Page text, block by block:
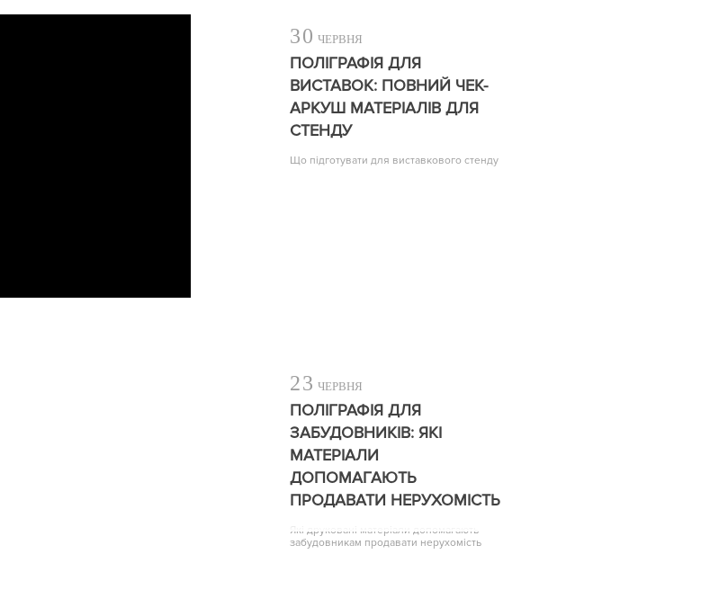
30 ЧЕРВНЯ
ПОЛІГРАФІЯ ДЛЯ
ВИСТАВОК: ПОВНИЙ ЧЕК-
АРКУШ МАТЕРІАЛІВ ДЛЯ
СТЕНДУ
Що підготувати для виставкового стенду
23 ЧЕРВНЯ
ПОЛІГРАФІЯ ДЛЯ
ЗАБУДОВНИКІВ: ЯКІ
МАТЕРІАЛИ
ДОПОМАГАЮТЬ
ПРОДАВАТИ НЕРУХОМІСТЬ
Які друковані матеріали допомагають
забудовникам продавати нерухомість